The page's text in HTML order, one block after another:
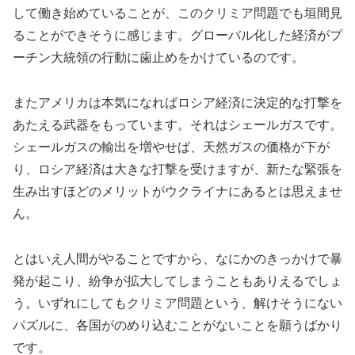
して働き始めていることが、このクリミア問題でも垣間見
ることができそうに感じます。グローバル化した経済がプ
ーチン大統領の行動に歯止めをかけているのです。
またアメリカは本気になればロシア経済に決定的な打撃を
あたえる武器をもっています。それはシェールガスです。
シェールガスの輸出を増やせば、天然ガスの価格が下が
り、ロシア経済は大きな打撃を受けますが、新たな緊張を
生み出すほどのメリットがウクライナにあるとは思えませ
ん。
とはいえ人間がやることですから、なにかのきっかけで暴
発が起こり、紛争が拡大してしまうこともありえるでしょ
う。いずれにしてもクリミア問題という、解けそうにない
パズルに、各国がのめり込むことがないことを願うばかり
です。